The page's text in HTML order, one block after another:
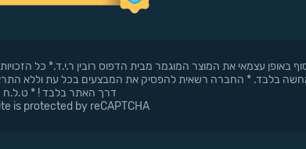
* יש לאסוף באופן עצמאי את המוצר המוגמר מבית הדפוס רובין
דרך האתר בלבד ! * ט.ל.ח
is protected by reCAPTCHA